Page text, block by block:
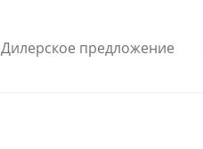
Дилерское предложение